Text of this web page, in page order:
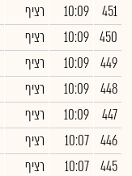
451
10:09 רציף
450
10:09 רציף
449
10:09 רציף
448
10:09 רציף
447
10:09 רציף
446
10:07 רציף
445
10:07 רציף